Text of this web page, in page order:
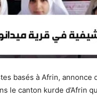
basés à Afrin, annonce
le canton kurde d’Afrin